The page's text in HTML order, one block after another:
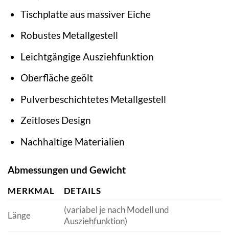
Tischplatte aus massiver Eiche
Robustes Metallgestell
Leichtgängige Ausziehfunktion
Oberfläche geölt
Pulverbeschichtetes Metallgestell
Zeitloses Design
Nachhaltige Materialien
Abmessungen und Gewicht
MERKMAL DETAILS
Länge
(variabel je nach Modell und
Ausziehfunktion)